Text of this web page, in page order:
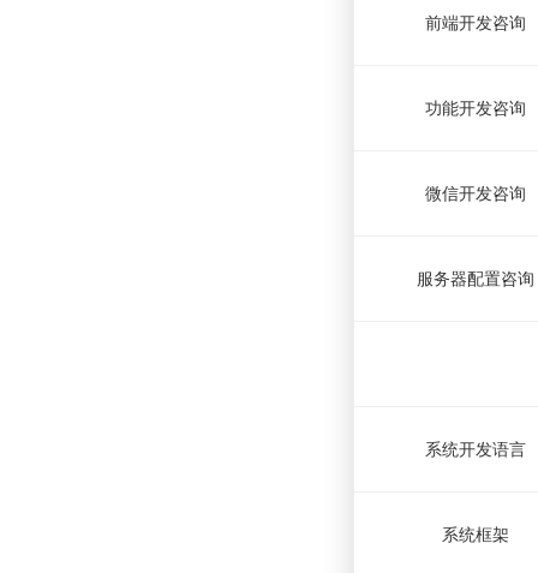
前端开发咨询
功能开发咨询
微信开发咨询
服务器配置咨询
系统开发语言
系统框架